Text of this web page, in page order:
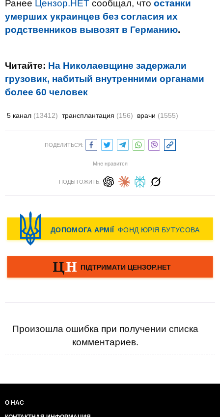
Ранее Цензор.НЕТ сообщал, что останки
умерших украинцев без согласия их
родственников вывозят в Германию.
Читайте: На Николаевщине задержали
грузовик, набитый внутренними органами
более 60 человек
5 канал (13412) трансплантация (156) врачи (1555)
ПОДЕЛИТЬСЯ:
Мне нравится
ПОДЫТОЖИТЬ:
Произошла ошибка при получении списка
комментариев.
О НАС